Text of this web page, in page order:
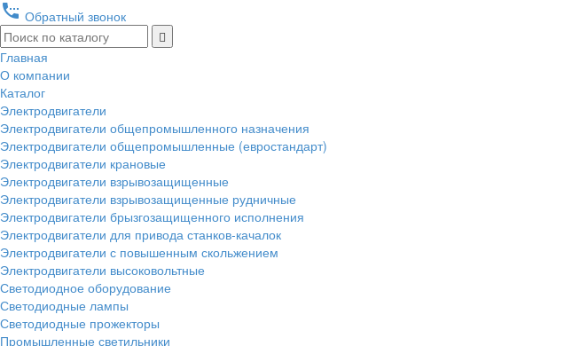
settings_phone Обратный звонок
Главная
О компании
Каталог
Электродвигатели
Электродвигатели общепромышленного назначения
Электродвигатели общепромышленные (евростандарт)
Электродвигатели крановые
Электродвигатели взрывозащищенные
Электродвигатели взрывозащищенные рудничные
Электродвигатели брызгозащищенного исполнения
Электродвигатели для привода станков-качалок
Электродвигатели с повышенным скольжением
Электродвигатели высоковольтные
Светодиодное оборудование
Светодиодные лампы
Светодиодные прожекторы
Промышленные светильники